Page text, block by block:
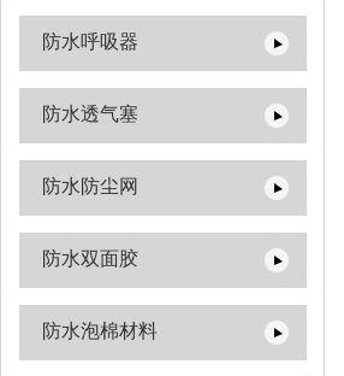
防水呼吸器
防水透气塞
防水防尘网
防水双面胶
防水泡棉材料